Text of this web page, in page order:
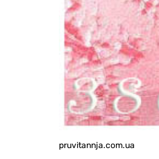
pruvitannja.com.ua